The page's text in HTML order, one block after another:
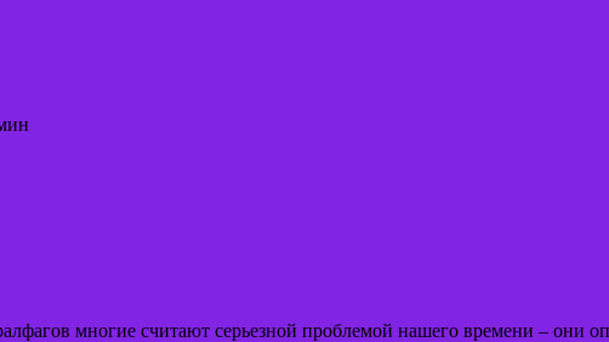
многие считают серьезной проблемой нашего времени –